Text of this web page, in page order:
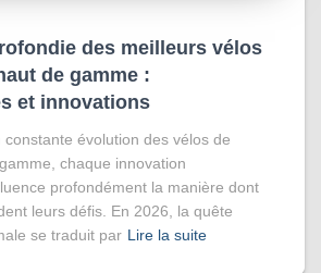
des meilleurs vélos
de gamme :
et innovations
constante évolution des vélos de
chaque innovation
profondément la manière dont
leurs défis. En 2026, la quête
se traduit par Lire la suite